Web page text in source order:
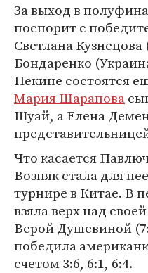
За выход в
поспорит с
Светлана
Бондаренко
Пекине состоятся
Мария Шарапова
Шуай, а Елена
Что касается
Возняк стала для
турнире в Китае. В
взяла верх над
Верой Душевиной
победила
счетом 3:6, 6:1, 6:4.